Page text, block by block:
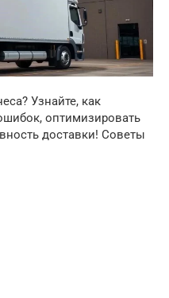
Узнайте, как
оптимизировать
доставки! Советы